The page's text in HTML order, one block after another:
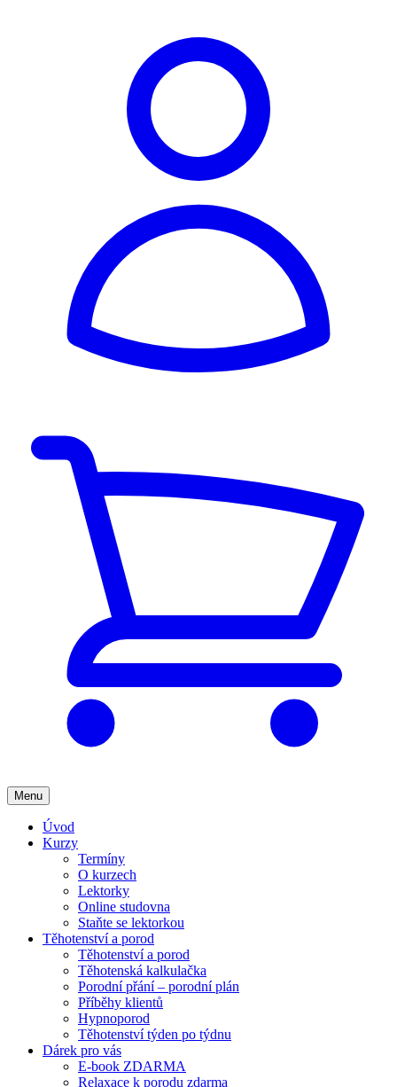
Menu
Úvod
Kurzy
Termíny
O kurzech
Lektorky
Online studovna
Staňte se lektorkou
Těhotenství a porod
Těhotenství a porod
Těhotenská kalkulačka
Porodní přání – porodní plán
Příběhy klientů
Hypnoporod
Těhotenství týden po týdnu
Dárek pro vás
E-book ZDARMA
Relaxace k porodu zdarma